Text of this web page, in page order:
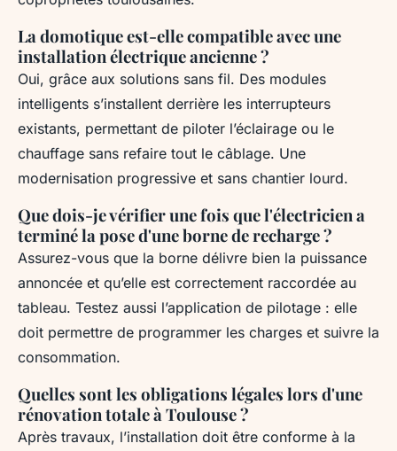
La domotique est-elle compatible avec une
installation électrique ancienne ?
Oui, grâce aux solutions sans fil. Des modules
intelligents s’installent derrière les interrupteurs
existants, permettant de piloter l’éclairage ou le
chauffage sans refaire tout le câblage. Une
modernisation progressive et sans chantier lourd.
Que dois-je vérifier une fois que l'électricien a
terminé la pose d'une borne de recharge ?
Assurez-vous que la borne délivre bien la puissance
annoncée et qu’elle est correctement raccordée au
tableau. Testez aussi l’application de pilotage : elle
doit permettre de programmer les charges et suivre la
consommation.
Quelles sont les obligations légales lors d'une
rénovation totale à Toulouse ?
Après travaux, l’installation doit être conforme à la